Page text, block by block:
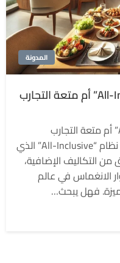
المدونة
التجربة المثالية.. نظام “All-Inclusive” أم متعة التجارب
التجربة المثالية.. نظام “All-Inclusive” أم متعة التجارب
الذواقة؟ يحتدم الجدل حول أفضلية نظام “All-Inclusive” الذي
التكاليف الإضافية،
الانغماس في عالم
فهل يبحث…